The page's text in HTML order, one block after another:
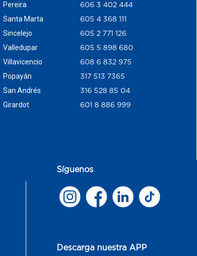
Pereira
Santa Marta
Sincelejo
Valledupar
Villavicencio
Popayán
San Andrés
Girardot
606 3 402 444
605 4 368 111
605 2 771 126
605 5 898 680
608 6 832 975
317 513 7365
316 528 85 04
601 8 886 999
Síguenos
Descarga nuestra APP